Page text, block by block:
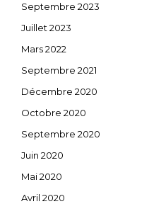
Septembre 2023
Juillet 2023
Mars 2022
Septembre 2021
Décembre 2020
Octobre 2020
Septembre 2020
Juin 2020
Mai 2020
Avril 2020